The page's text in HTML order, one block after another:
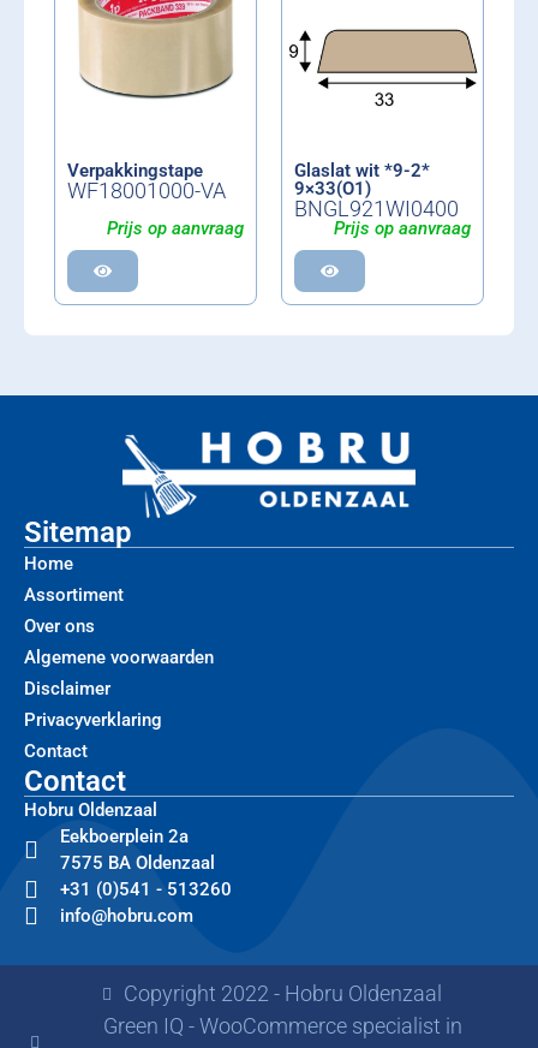
Verpakkingstape
WF18001000-VA
Prijs op aanvraag
Glaslat wit *9-2*
9×33(O1)
BNGL921WI0400
Prijs op aanvraag
Sitemap
Home
Assortiment
Over ons
Algemene voorwaarden
Disclaimer
Privacyverklaring
Contact
Contact
Hobru Oldenzaal
Eekboerplein 2a
7575 BA Oldenzaal
+31 (0)541 - 513260
info@hobru.com
Copyright 2022 - Hobru Oldenzaal
Green IQ - WooCommerce specialist in